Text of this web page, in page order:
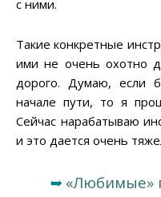
с ними.
Такие конкретные
ими не очень охотно
дорого. Думаю, если
начале пути, то я
Сейчас нарабатываю
и это дается очень
➥ «Любимые»